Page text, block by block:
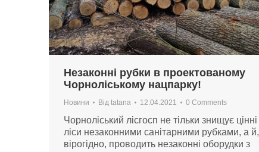
Незаконні рубки в проектованому
Чорноліському нацпарку!
Новини Від tatana 12.04.2021 0 Comments
Чорноліський лісгосп не тільки знищує цінні
ліси незаконними санітарними рубками, а й,
вірогідно, проводить незаконні оборудки з